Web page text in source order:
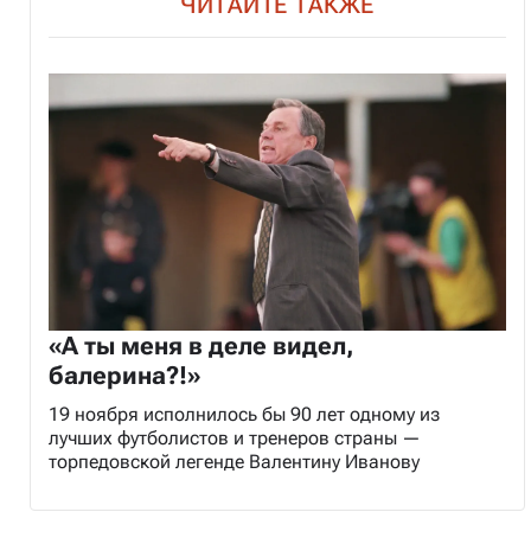
«А ты меня в деле видел,
балерина?!»
19 ноября исполнилось бы 90 лет одному из
лучших футболистов и тренеров страны —
торпедовской легенде Валентину Иванову